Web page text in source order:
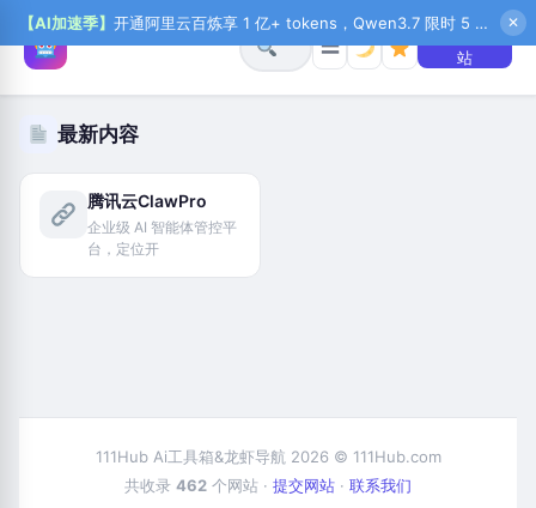
【AI加速季】 开通阿里云百炼享 1 亿+ tokens，Qwen3.7 限时 5 折起，秒悟新注送 1 万积分，加入 OPC 赢百万助力金，QoderWork CN 首月 0 元 ✕
☰
+ 提交网
站
最新内容
腾讯云ClawPro
企业级 AI 智能体管控平
台，定位开
111Hub Ai工具箱&龙虾导航 2026 © 111Hub.com
共收录 462 个网站 · 提交网站 · 联系我们